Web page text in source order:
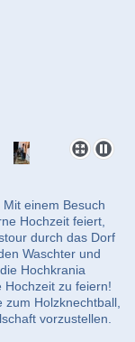
einem Besuch
Hochzeit feiert,
durch das Dorf
Waschter und
Hochkrania
zu feiern!
Holzknechtball,
vorzustellen.